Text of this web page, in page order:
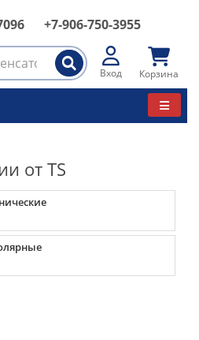
+7-906-750-3955
Вход Корзина
от TS